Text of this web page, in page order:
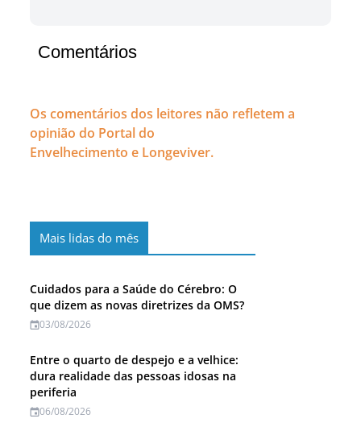
Comentários
Os comentários dos leitores não refletem a
opinião do Portal do
Envelhecimento e Longeviver.
Mais lidas do mês
Cuidados para a Saúde do Cérebro: O
que dizem as novas diretrizes da OMS?
03/08/2026
Entre o quarto de despejo e a velhice:
dura realidade das pessoas idosas na
periferia
06/08/2026